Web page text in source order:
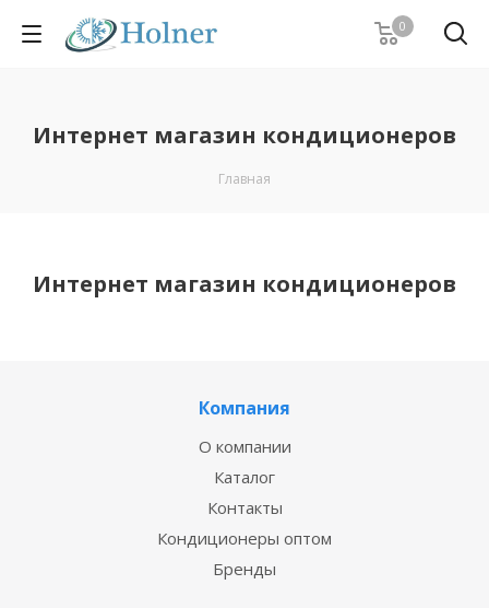
0
Интернет магазин кондиционеров
Главная
Интернет магазин кондиционеров
Компания
О компании
Каталог
Контакты
Кондиционеры оптом
Бренды